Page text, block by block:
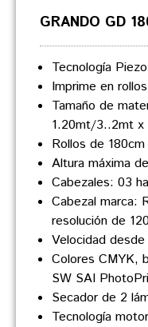
GRANDO GD
Tecnología
Imprime en
Tamaño de
1.20mt/3..2mt x
Rollos de
Altura máxima
Cabezales: 03
Cabezal marca:
resolución de
Velocidad
Colores CMYK,
SW SAI
Secador de 2
Tecnología